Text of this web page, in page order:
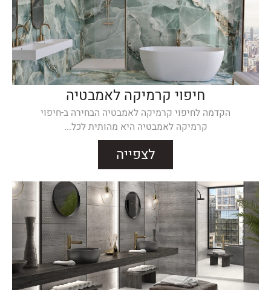
חיפוי קרמיקה לאמבטיה
הקדמה לחיפוי קרמיקה לאמבטיה הבחירה ב-חיפוי
קרמיקה לאמבטיה היא מהותית לכל...
לצפייה